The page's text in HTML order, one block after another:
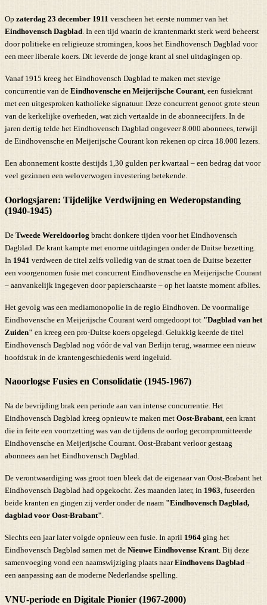
Op zaterdag 23 december 1911 verscheen het eerste nummer van het
Eindhovensch Dagblad. In een tijd waarin de krantenmarkt sterk werd beheerst
door politieke en religieuze stromingen, koos het Eindhovensch Dagblad voor
een meer liberale koers. Dit leverde de jonge krant al snel uitdagingen op.
Vanaf 1915 kreeg het Eindhovensch Dagblad te maken met stevige
concurrentie van de Eindhovensche en Meijerijsche Courant, een fusiekrant
met een uitgesproken katholieke signatuur. Deze concurrent genoot grote steun
van de kerkelijke overheden, wat zich vertaalde in de abonneecijfers. In de
jaren dertig telde het Eindhovensch Dagblad ongeveer 8.000 abonnees, terwijl
de Eindhovensche en Meijerijsche Courant kon rekenen op circa 18.000 lezers.
Een abonnement kostte destijds 1,30 gulden per kwartaal – een bedrag dat voor
veel gezinnen een weloverwogen investering betekende.
Oorlogsjaren: Tijdelijke Verdwijning en Wederopstanding
(1940-1945)
De Tweede Wereldoorlog bracht donkere tijden voor het Eindhovensch
Dagblad. De krant kampte met enorme uitdagingen onder de Duitse bezetting.
In 1941 verdween de titel zelfs volledig van de straat toen de Duitse bezetter
een voorgenomen fusie met concurrent Eindhovensche en Meijerijsche Courant
– aanvankelijk ingegeven door papierschaarste – op het laatste moment afblies.
Het gevolg was een mediamonopolie in de regio Eindhoven. De voormalige
Eindhovensche en Meijerijsche Courant werd omgedoopt tot "Dagblad van het
Zuiden" en kreeg een pro-Duitse koers opgelegd. Gelukkig keerde de titel
Eindhovensch Dagblad nog vóór de val van Berlijn terug, waarmee een nieuw
hoofdstuk in de krantengeschiedenis werd ingeluid.
Naoorlogse Fusies en Consolidatie (1945-1967)
Na de bevrijding brak een periode aan van intense concurrentie. Het
Eindhovensch Dagblad kreeg opnieuw te maken met Oost-Brabant, een krant
die in feite een voortzetting was van de tijdens de oorlog gecompromitteerde
Eindhovensche en Meijerijsche Courant. Oost-Brabant verloor gestaag
abonnees aan het Eindhovensch Dagblad.
De verontwaardiging was groot toen bleek dat de eigenaar van Oost-Brabant het
Eindhovensch Dagblad had opgekocht. Zes maanden later, in 1963, fuseerden
beide kranten en gingen zij verder onder de naam "Eindhovensch Dagblad,
dagblad voor Oost-Brabant".
Slechts een jaar later volgde opnieuw een fusie. In april 1964 ging het
Eindhovensch Dagblad samen met de Nieuwe Eindhovense Krant. Bij deze
samenvoeging vond een naamswijziging plaats naarEindhovens Dagblad –
een aanpassing aan de moderne Nederlandse spelling.
VNU-periode en Digitale Pionier (1967-2000)